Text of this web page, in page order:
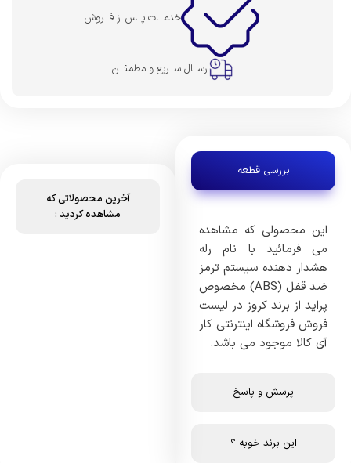
خدمــات پــس از فــروش
ارســال ســریع و مطمئــن
بررسی قطعه
پرسش و پاسخ
این برند خوبه ؟
این محصولی که مشاهده
می فرمائید با نام رله
هشدار دهنده سیستم ترمز
ضد قفل (ABS) مخصوص
پراید از برند کروز در لیست
فروش فروشگاه اینترنتی کار
آی کالا موجود می باشد.
آخرین محصولاتی که
مشاهده کردید :